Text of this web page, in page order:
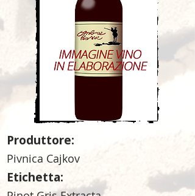
Produttore:
Pivnica Cajkov
Etichetta: